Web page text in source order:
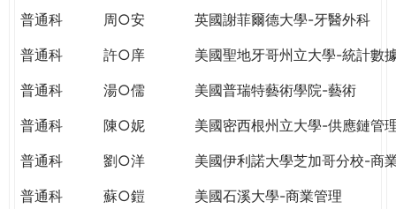
WAGOR
TODAY
THE
WORLD
普通科
周○安
英國謝菲爾德大學-牙醫外科
普通科
許○庠
美國聖地牙哥州立大學-統計數
普通科
湯○儒
美國普瑞特藝術學院-藝術
普通科
陳○妮
美國密西根州立大學-供應鏈管
普通科
劉○洋
美國伊利諾大學芝加哥分校-商
普通科
蘇○鎧
美國石溪大學-商業管理